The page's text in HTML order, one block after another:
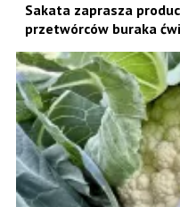
Sakata zaprasza
przetwórców buraka